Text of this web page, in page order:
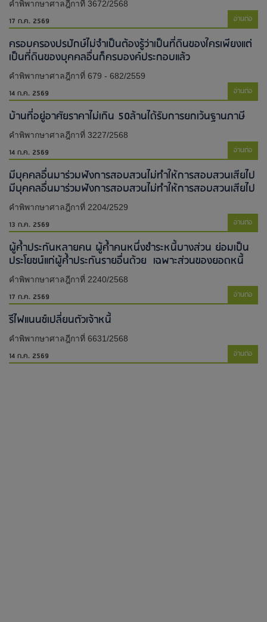
คำพิพากษาศาลฎีกาที่ 3672/2568
17 ก.ค. 2569 อ่านต่อ
ครอบครองปรปักษ์ไม่จำเป็นต้องรู้ว่าเป็นที่ดินของใครเพียงแต่
เป็นที่ดินของบุคคลอื่นก็ครบองค์ประกอบแล้ว
คำพิพากษาศาลฎีกาที่ 679 - 682/2559
14 ก.ค. 2569 อ่านต่อ
บ้านที่อยู่อาศัยราคาไม่เกิน 50ล้านได้รับการยกเว้นฐานภาษี
คำพิพากษาศาลฎีกาที่ 3227/2568
14 ก.ค. 2569 อ่านต่อ
มีบุคคลอื่นมาร่วมฟังการสอบสวนไม่ทำให้การสอบสวนเสียไป​
มีบุคคลอื่นมาร่วมฟังการสอบสวนไม่ทำให้การสอบสวนเสียไป​
คำพิพากษาศาลฎีกาที่ 2204/2529
13 ก.ค. 2569 อ่านต่อ
ผู้ค้ำประกันหลายคน ผู้ค้ำคนหนึ่งชำระหนี้บางส่วน ย่อมเป็น
ประโยชน์แก่ผู้ค้ำประกันรายอื่นด้วย เฉพาะส่วนของยอดหนี้
คำพิพากษาศาลฎีกาที่ 2240/2568
17 ก.ค. 2569 อ่านต่อ
รีไฟแนนซ์เปลี่ยนตัวเจ้าหนี้
คำพิพากษาศาลฎีกาที่ 6631/2568
14 ก.ค. 2569 อ่านต่อ